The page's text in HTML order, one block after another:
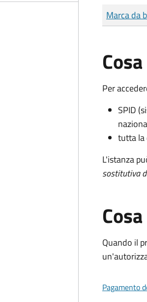
Tipo di
Importo
Marca da
Per
SPID
tutta la
L'istanza
sostitutiva
Quando il
Pagamento